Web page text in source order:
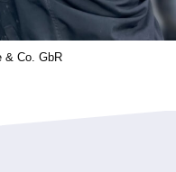
& Co. GbR